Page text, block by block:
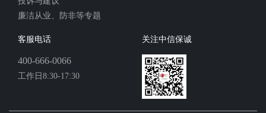
廉洁从业、防非等专题
客服电话
400-666-0066
工作日8:30-17:30
关注中信保诚